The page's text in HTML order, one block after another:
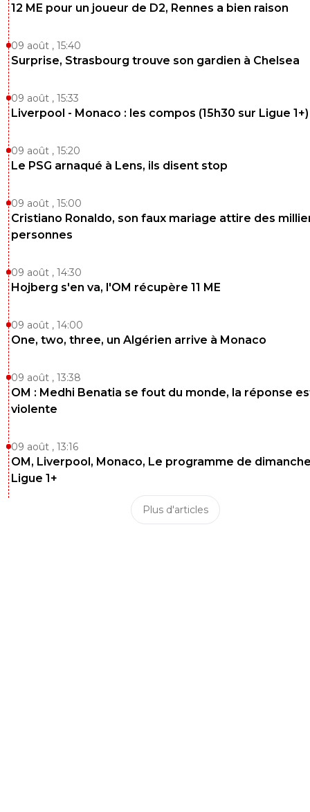
12 ME pour un joueur de D2, Rennes a bien raison
09 août , 15:40
Surprise, Strasbourg trouve son gardien à Chelsea
09 août , 15:33
Liverpool - Monaco : les compos (15h30 sur Ligue 1+)
09 août , 15:20
Le PSG arnaqué à Lens, ils disent stop
09 août , 15:00
Cristiano Ronaldo, son faux mariage attire des
personnes
09 août , 14:30
Hojberg s'en va, l'OM récupère 11 ME
09 août , 14:00
One, two, three, un Algérien arrive à Monaco
09 août , 13:38
OM : Medhi Benatia se fout du monde, la réponse
violente
09 août , 13:16
OM, Liverpool, Monaco, Le programme de
Ligue 1+
Plus d'articles